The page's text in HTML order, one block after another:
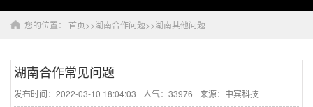
您的位置： 首页>>湖南合作问题>>湖南其他问题
湖南合作常见问题
发布时间：2022-03-10 18:04:03 人气：33976 来源：中宾科技